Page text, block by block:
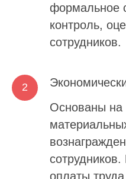
формальное
контроль,
сотрудников.
Основаны на
оплаты